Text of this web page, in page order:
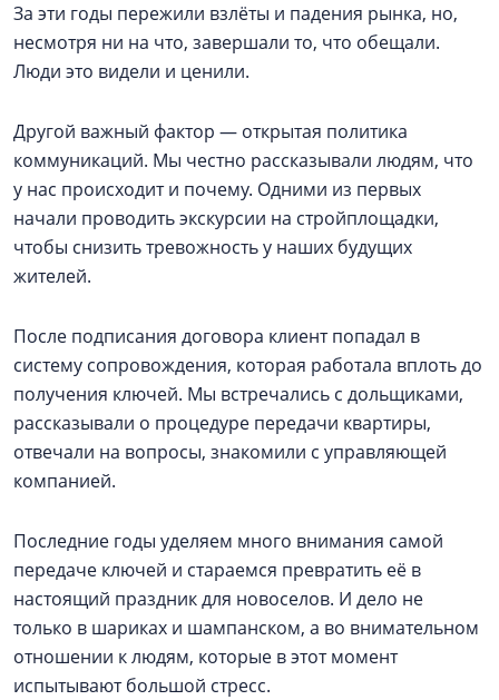
За эти годы пережили взлёты и падения рынка, но,
несмотря ни на что, завершали то, что обещали.
Люди это видели и ценили.
Другой важный фактор — открытая политика
коммуникаций. Мы честно рассказывали людям, что
у нас происходит и почему. Одними из первых
начали проводить экскурсии на стройплощадки,
чтобы снизить тревожность у наших будущих
жителей.
После подписания договора клиент попадал в
систему сопровождения, которая работала вплоть до
получения ключей. Мы встречались с дольщиками,
рассказывали о процедуре передачи квартиры,
отвечали на вопросы, знакомили с управляющей
компанией.
Последние годы уделяем много внимания самой
передаче ключей и стараемся превратить её в
настоящий праздник для новоселов. И дело не
только в шариках и шампанском, а во внимательном
отношении к людям, которые в этот момент
испытывают большой стресс.